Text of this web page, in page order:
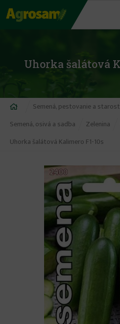
Jump
to
Uhorka šalátová
Nachádzate
sa
tu
Semená, pestovanie a
Semená, osivá a sadba
Zelenina
Uhorka šalátová Kalimero F1-10s